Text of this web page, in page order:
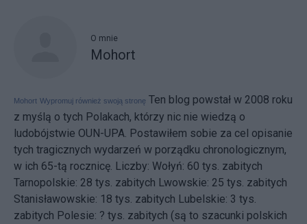
O mnie
Mohort
Mohort Wypromuj również swoją stronę Ten blog powstał w 2008 roku
z myślą o tych Polakach, którzy nic nie wiedzą o
ludobójstwie OUN-UPA. Postawiłem sobie za cel opisanie
tych tragicznych wydarzeń w porządku chronologicznym,
w ich 65-tą rocznicę. Liczby: Wołyń: 60 tys. zabitych
Tarnopolskie: 28 tys. zabitych Lwowskie: 25 tys. zabitych
Stanisławowskie: 18 tys. zabitych Lubelskie: 3 tys.
zabitych Polesie: ? tys. zabitych (są to szacunki polskich